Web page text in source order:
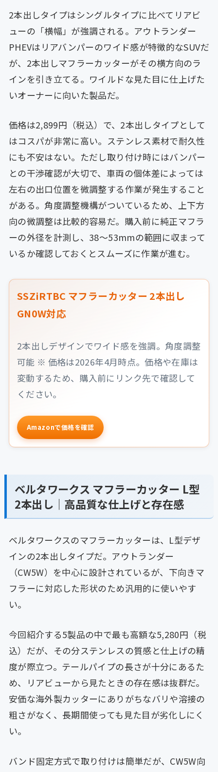
2本出しタイプはシングルタイプに比べてリアビ
ューの「横幅」が強調される。アウトランダー
PHEVはリアバンパーのワイド感が特徴的なSUVだ
が、2本出しマフラーカッターがその横方向のラ
インを引き立てる。ワイルドな見た目に仕上げた
いオーナーに向いた製品だ。
価格は2,899円（税込）で、2本出しタイプとして
はコスパが非常に高い。ステンレス素材で耐久性
にも不安はない。ただし取り付け時にはバンパー
との干渉確認が大切で、車両の個体差によっては
左右の出口位置を微調整する作業が発生すること
がある。角度調整機構がついているため、上下方
向の微調整は比較的容易だ。購入前に純正マフラ
ーの外径を計測し、38〜53mmの範囲に収まって
いるか確認しておくとスムーズに作業が進む。
SSZiRTBC マフラーカッター 2本出し
GN0W対応
2本出しデザインでワイド感を強調。角度調整
可能 ※ 価格は2026年4月時点。価格や在庫は
変動するため、購入前にリンク先で確認して
ください。
Amazonで価格を確認
ベルタワークス マフラーカッター L型
2本出し｜高品質な仕上げと存在感
ベルタワークスのマフラーカッターは、L型デザ
インの2本出しタイプだ。アウトランダー
（CW5W）を中心に設計されているが、下向きマ
フラーに対応した形状のため汎用的に使いやす
い。
今回紹介する5製品の中で最も高額な5,280円（税
込）だが、その分ステンレスの質感と仕上げの精
度が際立つ。テールパイプの長さが十分にあるた
め、リアビューから見たときの存在感は抜群だ。
安価な海外製カッターにありがちなバリや溶接の
粗さがなく、長期間使っても見た目が劣化しにく
い。
バンド固定方式で取り付けは簡単だが、CW5W向